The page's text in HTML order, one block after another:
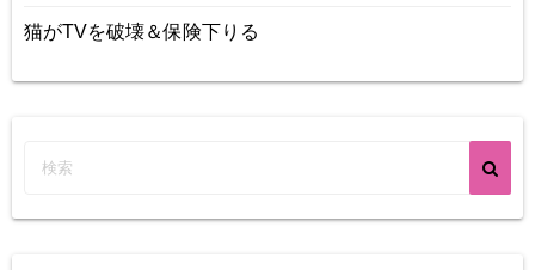
猫がTVを破壊＆保険下りる